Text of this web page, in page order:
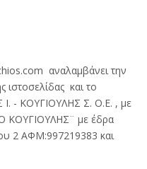
αναλαμβάνει την
και το
Ι. - ΚΟΥΓΙΟΥΛΗΣ Σ. Ο.Ε. , με
ΚΟΥΓΙΟΥΛΗΣ¨ με έδρα
2 ΑΦΜ:997219383 και